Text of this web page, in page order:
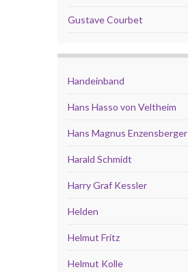
Gustave Courbet
Handeinband
Hans Hasso von Veltheim
Hans Magnus Enzensberger
Harald Schmidt
Harry Graf Kessler
Helden
Helmut Fritz
Helmut Kolle